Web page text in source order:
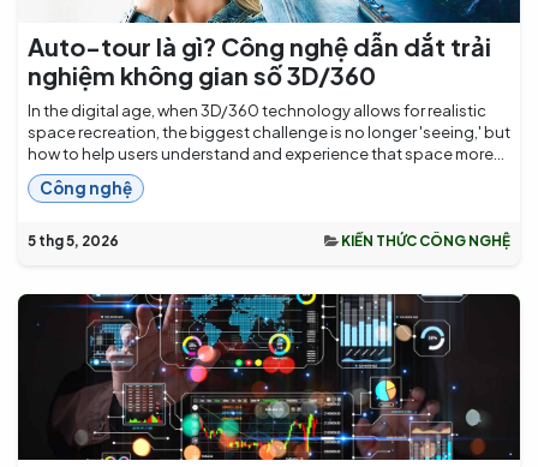
Auto-tour là gì? Công nghệ dẫn dắt trải
nghiệm không gian số 3D/360
In the digital age, when 3D/360 technology allows for realistic
space recreation, the biggest challenge is no longer 'seeing,' but
how to help users understand and experience that space more...
Công nghệ
5 thg 5, 2026 KIẾN THỨC CÔNG NGHỆ